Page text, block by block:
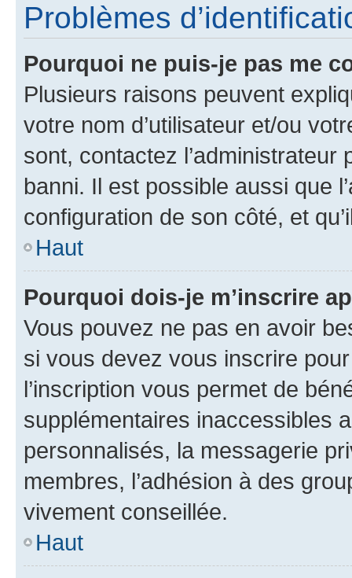
Problèmes
Pourquoi ne puis-je pas me
Plusieurs raisons peuvent
votre nom d’utilisateur et/ou
sont, contactez l’administrateur
banni. Il est possible aussi que
configuration de son côté, et
Haut
Pourquoi dois-je m’inscrire
Vous pouvez ne pas en avoir
si vous devez vous inscrire
l’inscription vous permet de
supplémentaires inaccessibles
personnalisés, la messagerie
membres, l’adhésion à des
vivement conseillée.
Haut